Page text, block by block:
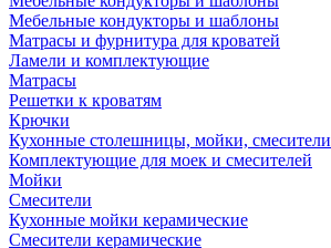
Мебельные кондукторы и шаблоны
Матрасы и фурнитура для кроватей
Ламели и комплектующие
Матрасы
Решетки к кроватям
Крючки
Кухонные столешницы, мойки, смесители
Комплектующие для моек и смесителей
Мойки
Смесители
Кухонные мойки керамические
Смесители керамические